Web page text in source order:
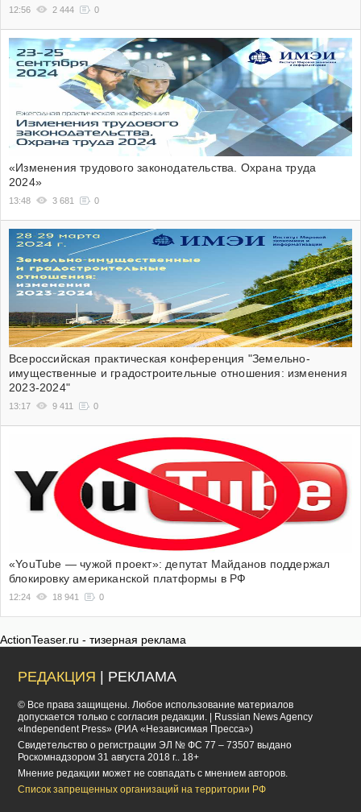
12:56 2 444 0
«Изменения трудового законодательства. Охрана труда
2024»
13:48 3 681 0
Всероссийская практическая конференция "Земельно-
имущественные и градостроительные отношения: изменения
2023-2024"
13:17 9 411 0
«YouTube — чужой проект»: депутат Майданов поддержал
блокировку американской платформы в РФ
12:24 18 941 0
ActionTeaser.ru - тизерная реклама
РЕДАКЦИЯ | РЕКЛАМА
© Все права защищены. Любое использование материалов
допускается только с согласия редакции. | Russian News Agency
«Independent Press» (РИА «Независимая Пресса»)
Cвидетельство о регистрации ЭЛ № ФС 77 – 73507 выдано
Роскомнадзором 31 августа 2018 г.. 18+
Мнение редакции может не совпадать с мнением авторов.
Список запрещенных организаций на территории РФ